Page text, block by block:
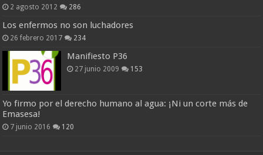
2 agosto 2012 286
Los enfermos no son luchadores
26 febrero 2017 234
Manifiesto P36
27 junio 2009 153
Yo firmo por el derecho humano al agua: ¡Ni un corte más de
Emasesa!
7 junio 2016 120